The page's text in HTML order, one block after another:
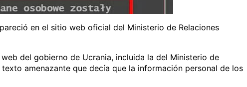
en el sitio web oficial del Ministerio de Relaciones
del gobierno de Ucrania, incluida la del Ministerio de
amenazante que decía que la información personal de los